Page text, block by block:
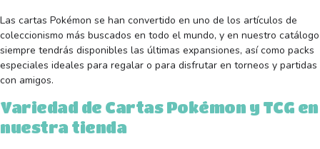
Las cartas Pokémon se han convertido en uno de los artículos de
coleccionismo más buscados en todo el mundo, y en nuestro catálogo
siempre tendrás disponibles las últimas expansiones, así como packs
especiales ideales para regalar o para disfrutar en torneos y partidas
con amigos.
Variedad de Cartas Pokémon y TCG en
nuestra tienda